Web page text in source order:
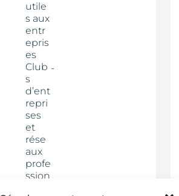
utile
s aux
entr
epris
es
Club
s
d’ent
repri
ses
et
rése
aux
profe
ssion